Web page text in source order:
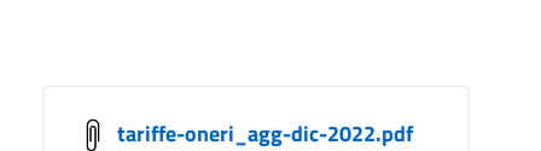
tariffe-oneri_agg-dic-2022.pdf